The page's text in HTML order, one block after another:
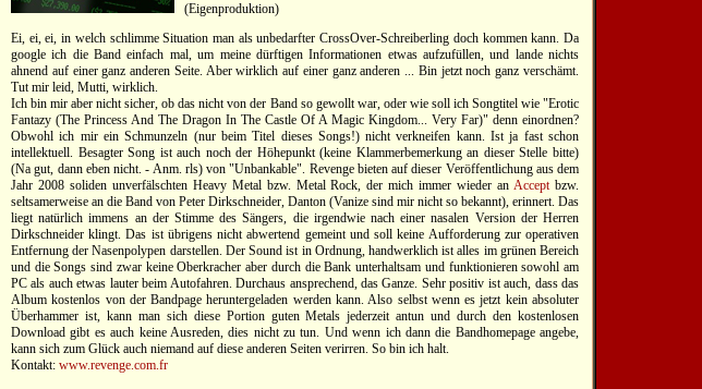
(Eigenproduktion)
Ei, ei, ei, in welch schlimme Situation man als unbedarfter CrossOver-Schreiberling doch kommen kann. Da
google ich die Band einfach mal, um meine dürftigen Informationen etwas aufzufüllen, und lande nichts
ahnend auf einer ganz anderen Seite. Aber wirklich auf einer ganz anderen ... Bin jetzt noch ganz verschämt.
Tut mir leid, Mutti, wirklich.
Ich bin mir aber nicht sicher, ob das nicht von der Band so gewollt war, oder wie soll ich Songtitel wie "Erotic
Fantazy (The Princess And The Dragon In The Castle Of A Magic Kingdom... Very Far)" denn einordnen?
Obwohl ich mir ein Schmunzeln (nur beim Titel dieses Songs!) nicht verkneifen kann. Ist ja fast schon
intellektuell. Besagter Song ist auch noch der Höhepunkt (keine Klammerbemerkung an dieser Stelle bitte)
(Na gut, dann eben nicht. - Anm. rls) von "Unbankable". Revenge bieten auf dieser Veröffentlichung aus dem
Jahr 2008 soliden unverfälschten Heavy Metal bzw. Metal Rock, der mich immer wieder anAcceptbzw.
seltsamerweise an die Band von Peter Dirkschneider, Danton (Vanize sind mir nicht so bekannt), erinnert. Das
liegt natürlich immens an der Stimme des Sängers, die irgendwie nach einer nasalen Version der Herren
Dirkschneider klingt. Das ist übrigens nicht abwertend gemeint und soll keine Aufforderung zur operativen
Entfernung der Nasenpolypen darstellen. Der Sound ist in Ordnung, handwerklich ist alles im grünen Bereich
und die Songs sind zwar keine Oberkracher aber durch die Bank unterhaltsam und funktionieren sowohl am
PC als auch etwas lauter beim Autofahren. Durchaus ansprechend, das Ganze. Sehr positiv ist auch, dass das
Album kostenlos von der Bandpage heruntergeladen werden kann. Also selbst wenn es jetzt kein absoluter
Überhammer ist, kann man sich diese Portion guten Metals jederzeit antun und durch den kostenlosen
Download gibt es auch keine Ausreden, dies nicht zu tun. Und wenn ich dann die Bandhomepage angebe,
kann sich zum Glück auch niemand auf diese anderen Seiten verirren. So bin ich halt.
Kontakt: www.revenge.com.fr